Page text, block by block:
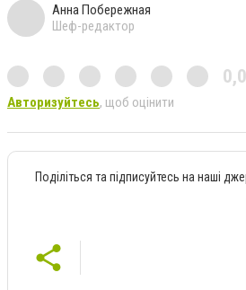
Анна Побережная
Шеф-редактор
0,0
Авторизуйтесь, щоб оцінити
Поділіться та підписуйтесь на наші